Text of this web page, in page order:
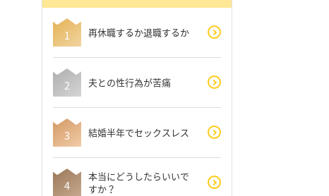
再休職するか退職するか
夫との性行為が苦痛
結婚半年でセックスレス
本当にどうしたらいいで
すか？